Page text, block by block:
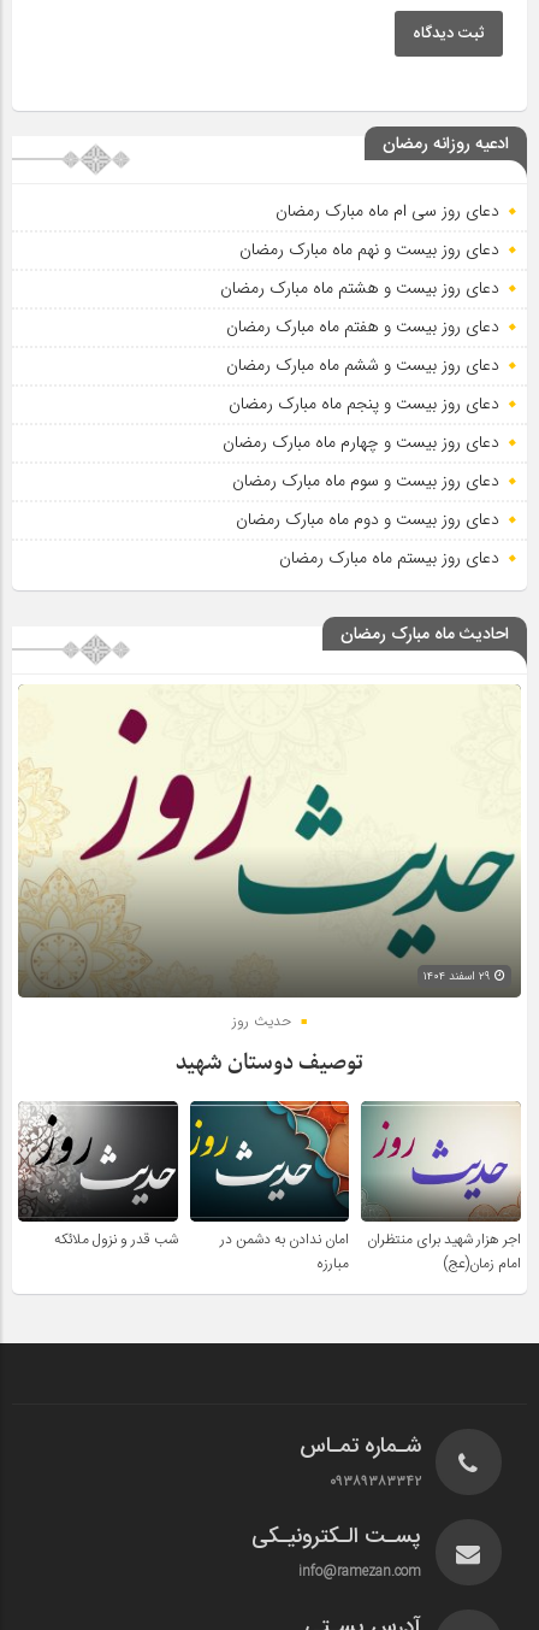
ثبت دیدگاه
ادعیه روزانه رمضان
دعای روز سی ام ماه مبارک رمضان
دعای روز بیست و نهم ماه مبارک رمضان
دعای روز بیست و هشتم ماه مبارک رمضان
دعای روز بیست و هفتم ماه مبارک رمضان
دعای روز بیست و ششم ماه مبارک رمضان
دعای روز بیست و پنجم ماه مبارک رمضان
دعای روز بیست و چهارم ماه مبارک رمضان
دعای روز بیست و سوم ماه مبارک رمضان
دعای روز بیست و دوم ماه مبارک رمضان
دعای روز بیستم ماه مبارک رمضان
احادیث ماه مبارک رمضان
حدیث روز
توصیف دوستان شهید
اجر هزار شهید برای منتظران
امام زمان(عج)
امان ندادن به دشمن در
مبارزه
شب قدر و نزول ملائکه
شـماره تمـاس
۰۹۳۸۹۳۸۳۳۴۲
پسـت الـکترونیـکی
info@ramezan.com